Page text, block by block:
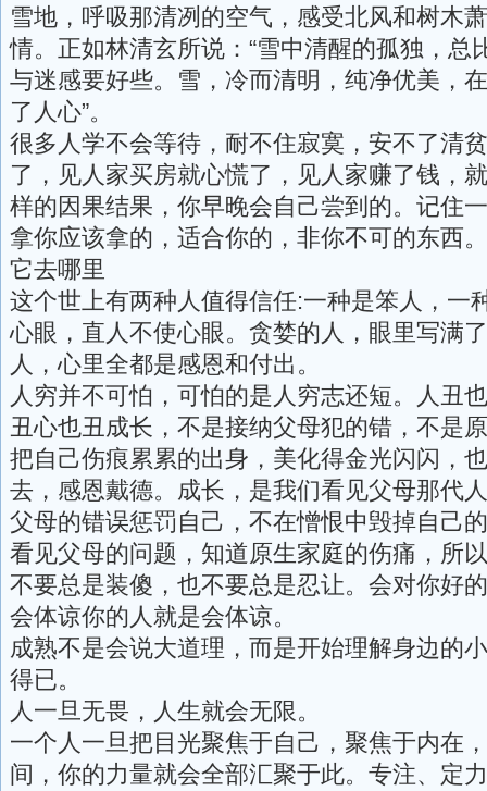
雪地，呼吸那清冽的空气，感受北风和树木
情。正如林清玄所说：“雪中清醒的孤独，总
与迷感要好些。雪，冷而清明，纯净优美，
了人心”。
很多人学不会等待，耐不住寂寞，安不了清
了，见人家买房就心慌了，见人家赚了钱，
样的因果结果，你早晚会自己尝到的。记住
拿你应该拿的，适合你的，非你不可的东西
它去哪里
这个世上有两种人值得信任:一种是笨人，一
心眼，直人不使心眼。贪婪的人，眼里写满
人，心里全都是感恩和付出。
人穷并不可怕，可怕的是人穷志还短。人丑
丑心也丑成长，不是接纳父母犯的错，不是
把自己伤痕累累的出身，美化得金光闪闪，
去，感恩戴德。成长，是我们看见父母那代
父母的错误惩罚自己，不在憎恨中毁掉自己
看见父母的问题，知道原生家庭的伤痛，所
不要总是装傻，也不要总是忍让。会对你好
会体谅你的人就是会体谅。
成熟不是会说大道理，而是开始理解身边的
得已。
人一旦无畏，人生就会无限。
一个人一旦把目光聚焦于自己，聚焦于内在
间，你的力量就会全部汇聚于此。专注、定